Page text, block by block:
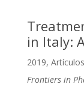
in Italy:
2019, Artículos
Frontiers in